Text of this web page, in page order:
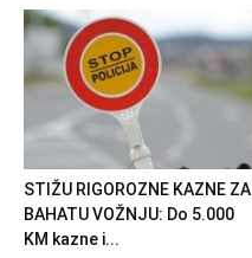
STIŽU RIGOROZNE KAZNE ZA
BAHATU VOŽNJU: Do 5.000
KM kazne i...